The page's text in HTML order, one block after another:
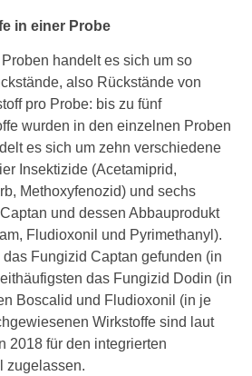
in einer Probe
handelt es sich um so
also Rückstände von
pro Probe: bis zu fünf
wurden in den einzelnen Proben
es sich um zehn verschiedene
Insektizide (Acetamiprid,
Methoxyfenozid) und sechs
und dessen Abbauprodukt
Fludioxonil und Pyrimethanyl).
Fungizid Captan gefunden (in
das Fungizid Dodin (in
Boscalid und Fludioxonil (in je
Wirkstoffe sind laut
2018 für den integrierten
zugelassen.